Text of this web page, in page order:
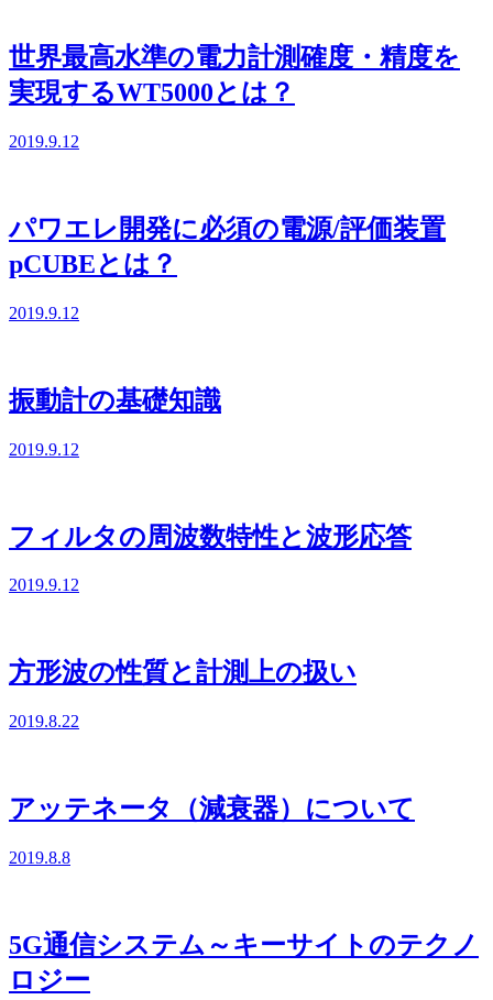
世界最高水準の電力計測確度・精度を
実現するWT5000とは？
2019.9.12
パワエレ開発に必須の電源/評価装置
pCUBEとは？
2019.9.12
振動計の基礎知識
2019.9.12
フィルタの周波数特性と波形応答
2019.9.12
方形波の性質と計測上の扱い
2019.8.22
アッテネータ（減衰器）について
2019.8.8
5G通信システム～キーサイトのテクノ
ロジー